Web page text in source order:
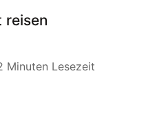
reisen
Minuten Lesezeit